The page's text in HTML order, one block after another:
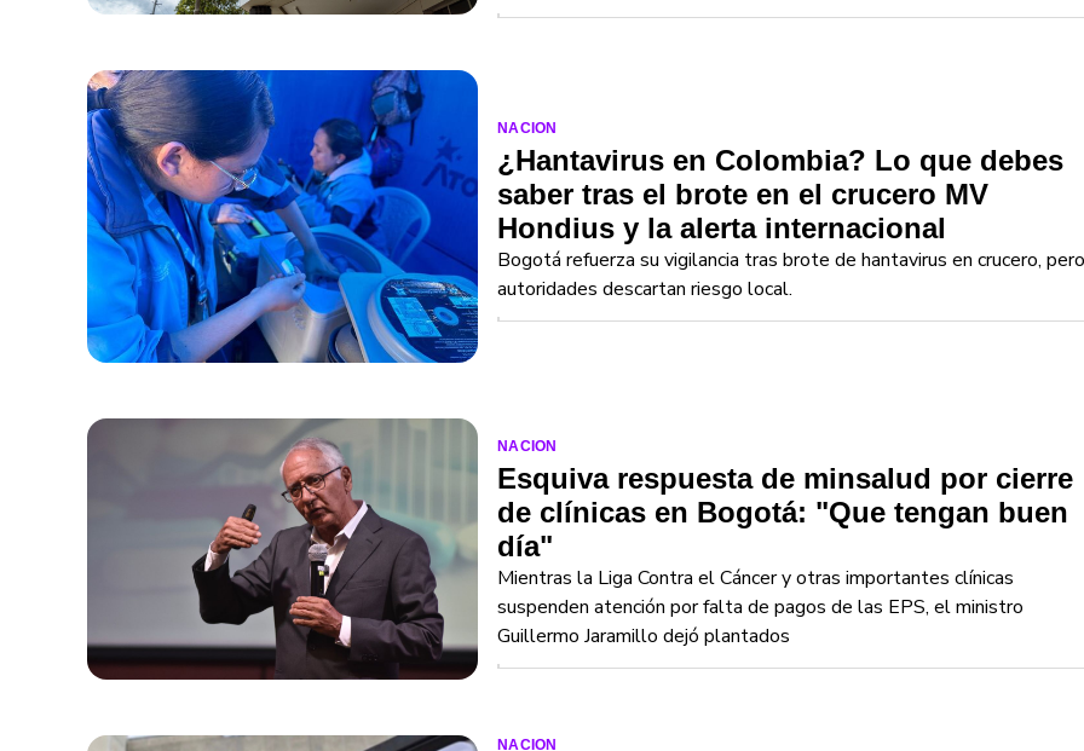
NACION
¿Hantavirus en Colombia? Lo que debes
saber tras el brote en el crucero MV
Hondius y la alerta internacional
Bogotá refuerza su vigilancia tras brote de hantavirus en crucero, pero
autoridades descartan riesgo local.
NACION
Esquiva respuesta de minsalud por cierre
de clínicas en Bogotá: "Que tengan buen
día"
Mientras la Liga Contra el Cáncer y otras importantes clínicas
suspenden atención por falta de pagos de las EPS, el ministro
Guillermo Jaramillo dejó plantados
NACION